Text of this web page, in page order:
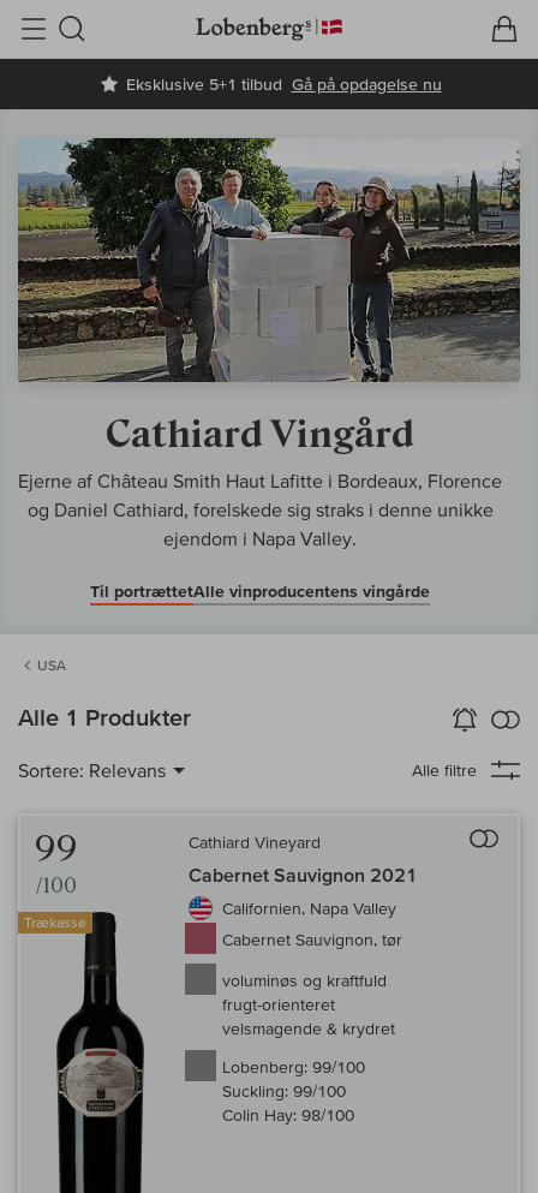
Eksklusive 5+1 tilbud Gå på opdagelse nu
Søg
Cathiard Vingård
Ejerne af Château Smith Haut Lafitte i Bordeaux, Florence
og Daniel Cathiard, forelskede sig straks i denne unikke
ejendom i Napa Valley.
Til portrættetAlle vinproducentens vingårde
USA
Alle 1 Produkter Vin-Alarm
aktiver
Sortere: Relevans Alle filtre
99
/100
Trækasse
Cathiard Vineyard
Cabernet Sauvignon 2021
Californien, Napa Valley
Cabernet Sauvignon, tør
voluminøs og kraftfuld
frugt-orienteret
velsmagende & krydret
Lobenberg: 99/100
Suckling: 99/100
Colin Hay: 98/100